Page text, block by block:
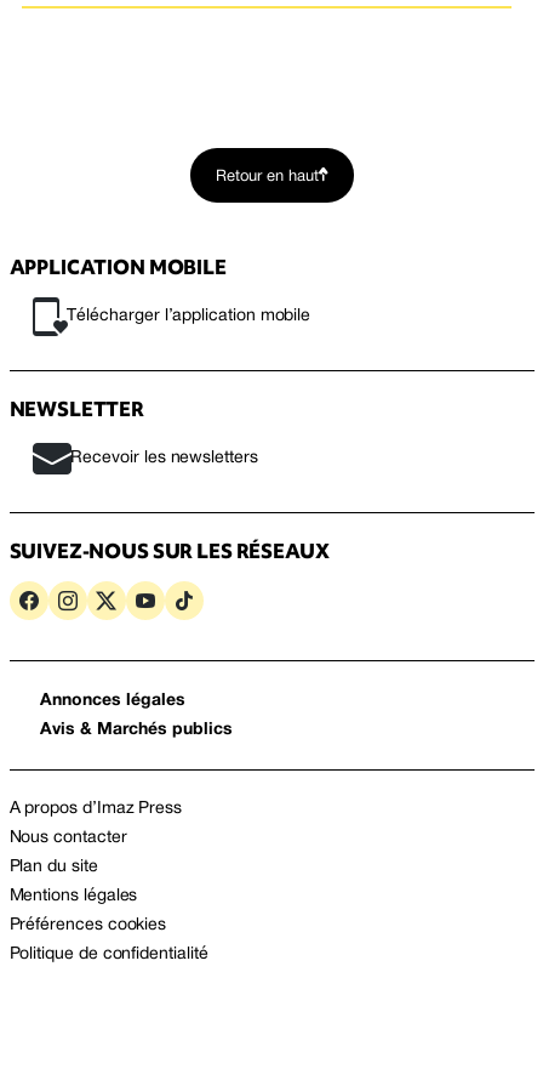
Retour en haut
APPLICATION MOBILE
Télécharger l’application mobile
NEWSLETTER
Recevoir les newsletters
SUIVEZ-NOUS SUR LES RÉSEAUX
Annonces légales
Avis & Marchés publics
A propos d’Imaz Press
Nous contacter
Plan du site
Mentions légales
Préférences cookies
Politique de confidentialité